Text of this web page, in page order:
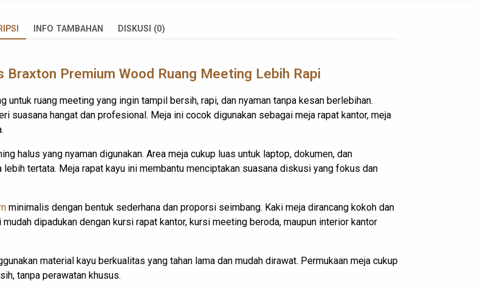
INFO TAMBAHAN DISKUSI (0)
Premium Wood Ruang Meeting Lebih Rapi
ruang meeting yang ingin tampil bersih, rapi, dan nyaman tanpa kesan berlebihan.
suasana hangat dan profesional. Meja ini cocok digunakan sebagai meja rapat kantor, meja
halus yang nyaman digunakan. Area meja cukup luas untuk laptop, dokumen, dan
tertata. Meja rapat kayu ini membantu menciptakan suasana diskusi yang fokus dan
minimalis dengan bentuk sederhana dan proporsi seimbang. Kaki meja dirancang kokoh dan
dipadukan dengan kursi rapat kantor, kursi meeting beroda, maupun interior kantor
material kayu berkualitas yang tahan lama dan mudah dirawat. Permukaan meja cukup
tanpa perawatan khusus.